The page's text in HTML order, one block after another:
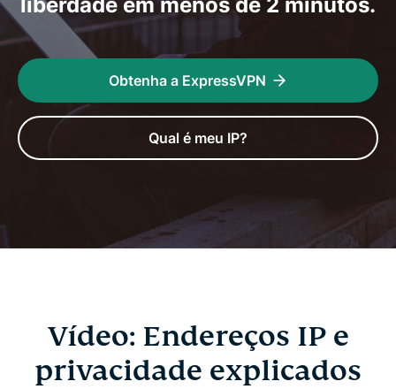
Obtenha a ExpressVPN
Qual é meu IP?
Vídeo: Endereços IP e
privacidade explicados